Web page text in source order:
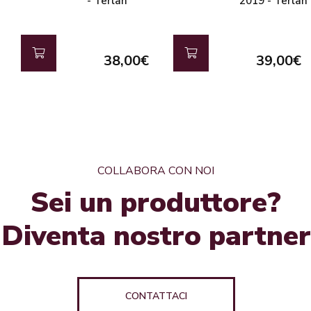
38,00€ 39,00€
COLLABORA CON NOI
Sei un produttore?
Diventa nostro partner
CONTATTACI